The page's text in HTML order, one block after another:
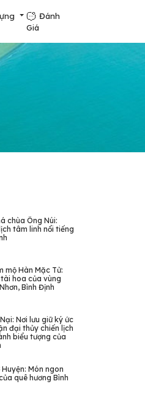
Đánh
Giá
chùa Ông Núi:
tâm linh nổi tiếng
mộ Hàn Mặc Tử:
hoa của vùng
Bình Định
Nơi lưu giữ ký ức
đại thủy chiến lịch
biểu tượng của
Huyện: Món ngon
quê hương Bình